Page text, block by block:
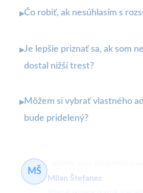
▸Čo robiť, ak nesúhlasím s
▸Je lepšie priznať sa, ak som
dostal nižší trest?
▸Môžem si vybrať vlastného
bude pridelený?
MŠ
Milan Štefanec